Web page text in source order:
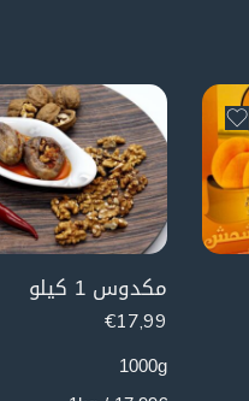
مكدوس 1 كيلو
€17,99
1000g